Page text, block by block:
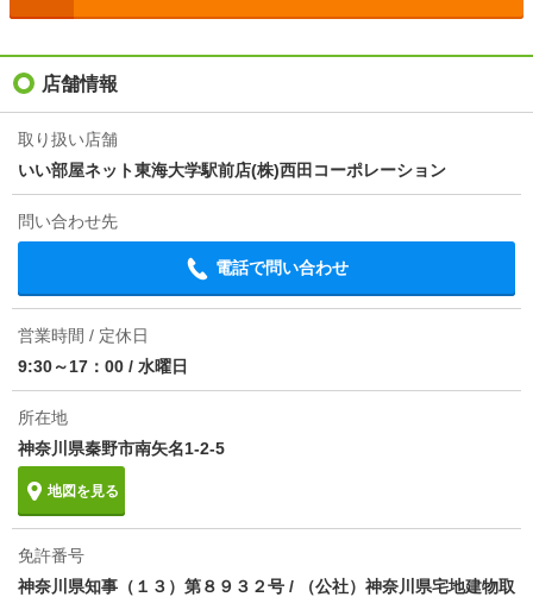
向き
住所
地図を見る
交通 ＪＲ東海道本線/平塚駅 バス31分 (バス停)片岡 歩7分
この物件にお問い合わせ
4.5万円 (管理費 5500円)
敷
1K｜20.28m²｜1階/2階建
入居
損保 要
保証会社
その他諸費用
環境維持費550円/月、更新手数料16500円/2年（税
込）
情報更新日 2026/08/08
次回更新予定日
店舗情報
取り扱い店舗
いい部屋ネット東海大学駅前店(株)西田コーポレーション
問い合わせ先
電話で問い合わせ
営業時間 / 定休日
9:30～17：00 / 水曜日
所在地
神奈川県秦野市南矢名1-2-5
地図を見る
免許番号
神奈川県知事（１３）第８９３２号 / （公社）神奈川県宅地建物取